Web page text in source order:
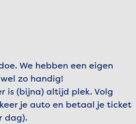
We hebben een eigen
zo handig!
is (bijna) altijd plek. Volg
je auto en betaal je ticket
dag).